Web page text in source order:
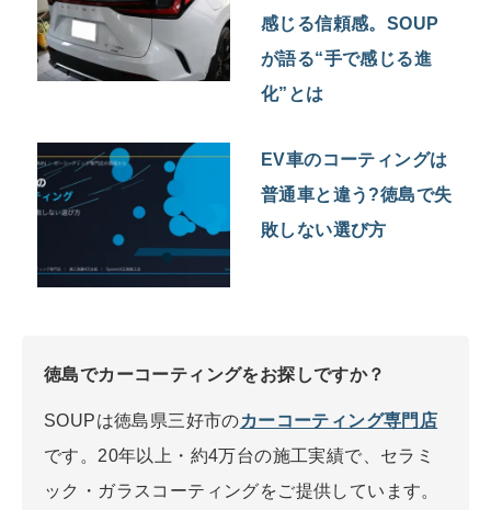
感じる信頼感。SOUP
が語る“手で感じる進
化”とは
EV車のコーティングは
普通車と違う?徳島で失
敗しない選び方
徳島でカーコーティングをお探しですか？
SOUPは徳島県三好市のカーコーティング専門店
です。20年以上・約4万台の施工実績で、セラミ
ック・ガラスコーティングをご提供しています。